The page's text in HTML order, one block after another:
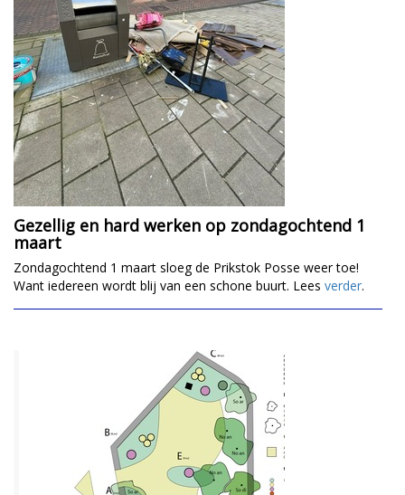
Gezellig en hard werken op zondagochtend 1
maart
Zondagochtend 1 maart sloeg de Prikstok Posse weer toe!
Want iedereen wordt blij van een schone buurt. Lees verder.